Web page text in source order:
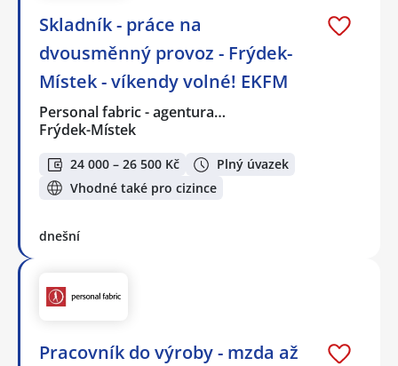
Skladník - práce na
dvousměnný provoz - Frýdek-
Místek - víkendy volné! EKFM
Personal fabric - agentura…
Frýdek-Místek
24 000 – 26 500 Kč
Plný úvazek
Vhodné také pro cizince
dnešní
Pracovník do výroby - mzda až